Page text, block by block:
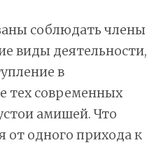
соблюдать члены
виды деятельности,
в
тех современных
амишей. Что
от одного прихода к